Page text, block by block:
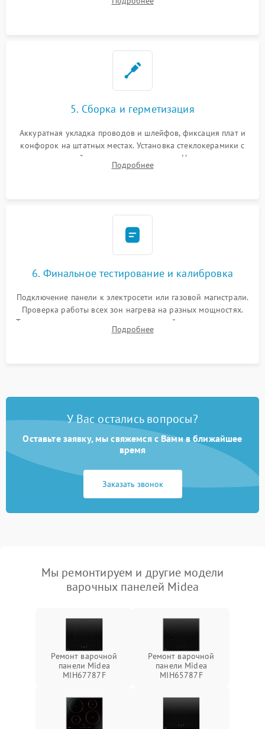
дорожек. Очистка контактов и замена поврежденной
5. Сборка и герметизация
Аккуратная укладка проводов и шлейфов, фиксация плат и
конфорок на штатных местах. Установка стеклокерамики с
проверкой равномерности зазоров. Нанесение
термостойкого герметика или укладка уплотнительной
Подробнее
6. Финальное тестирование и калибровка
Подключение панели к электросети или газовой магистрали.
Проверка работы всех зон нагрева на разных мощностях.
Тестирование сенсорного управления, таймера, индикаторов
остаточного тепла и систем защиты от перегрева.
Подробнее
У Вас остались вопросы?
Оставьте заявку, мы свяжемся с Вами в ближайшее
время
Заказать звонок
Мы ремонтируем и другие модели
варочных панелей Midea
Ремонт варочной
панели Midea
MIH67787F
Ремонт варочной
панели Midea
MIH65787F